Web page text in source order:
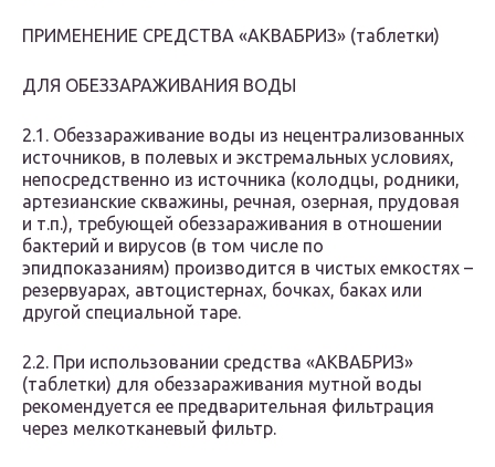
ПРИМЕНЕНИЕ СРЕДСТВА «АКВАБРИЗ» (таблетки)
ДЛЯ ОБЕЗЗАРАЖИВАНИЯ ВОДЫ
2.1. Обеззараживание воды из нецентрализованных
источников, в полевых и экстремальных условиях,
непосредственно из источника (колодцы, родники,
артезианские скважины, речная, озерная, прудовая
и т.п.), требующей обеззараживания в отношении
бактерий и вирусов (в том числе по
эпидпоказаниям) производится в чистых емкостях –
резервуарах, автоцистернах, бочках, баках или
другой специальной таре.
2.2. При использовании средства «АКВАБРИЗ»
(таблетки) для обеззараживания мутной воды
рекомендуется ее предварительная фильтрация
через мелкотканевый фильтр.